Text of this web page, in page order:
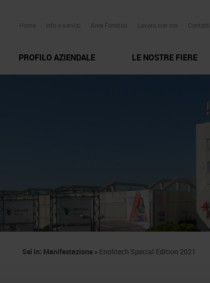
Home Info e servizi Area Fornitori Lavora con noi Contatti
PROFILO AZIENDALE LE NOSTRE FIERE
Sei in: Manifestazione> Enolitech Special Edition 2021